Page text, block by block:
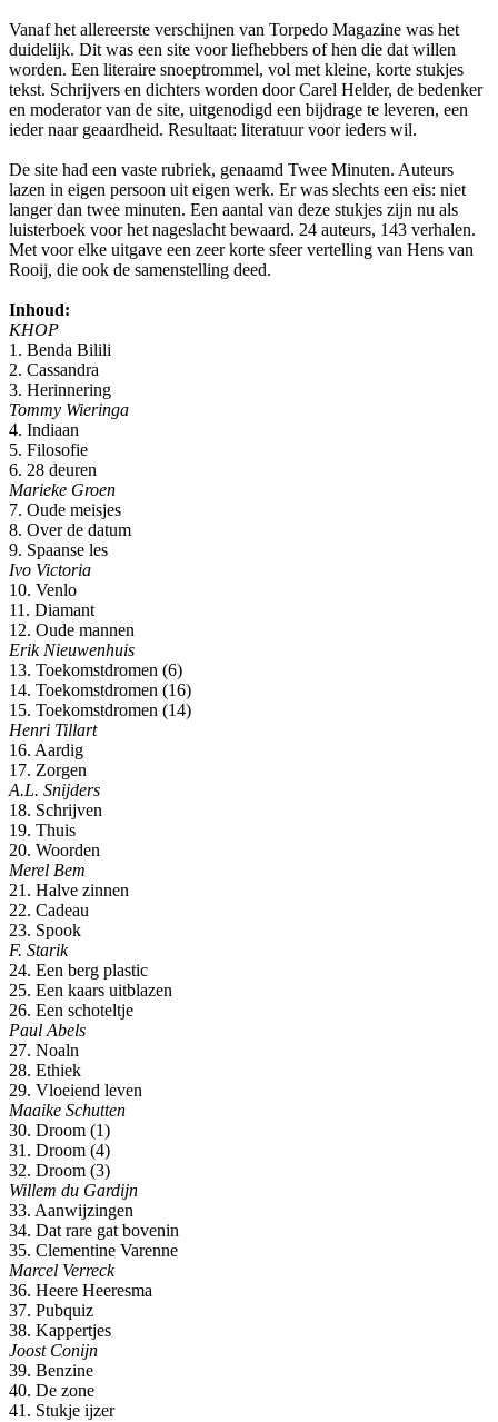
Vanaf het allereerste verschijnen van Torpedo Magazine was het
duidelijk. Dit was een site voor liefhebbers of hen die dat willen
worden. Een literaire snoeptrommel, vol met kleine, korte stukjes
tekst. Schrijvers en dichters worden door Carel Helder, de bedenker
en moderator van de site, uitgenodigd een bijdrage te leveren, een
ieder naar geaardheid. Resultaat: literatuur voor ieders wil.
De site had een vaste rubriek, genaamd Twee Minuten. Auteurs
lazen in eigen persoon uit eigen werk. Er was slechts een eis: niet
langer dan twee minuten. Een aantal van deze stukjes zijn nu als
luisterboek voor het nageslacht bewaard. 24 auteurs, 143 verhalen.
Met voor elke uitgave een zeer korte sfeer vertelling van Hens van
Rooij, die ook de samenstelling deed.
Inhoud:
KHOP
1. Benda Bilili
2. Cassandra
3. Herinnering
Tommy Wieringa
4. Indiaan
5. Filosofie
6. 28 deuren
Marieke Groen
7. Oude meisjes
8. Over de datum
9. Spaanse les
Ivo Victoria
10. Venlo
11. Diamant
12. Oude mannen
Erik Nieuwenhuis
13. Toekomstdromen (6)
14. Toekomstdromen (16)
15. Toekomstdromen (14)
Henri Tillart
16. Aardig
17. Zorgen
A.L. Snijders
18. Schrijven
19. Thuis
20. Woorden
Merel Bem
21. Halve zinnen
22. Cadeau
23. Spook
F. Starik
24. Een berg plastic
25. Een kaars uitblazen
26. Een schoteltje
Paul Abels
27. Noaln
28. Ethiek
29. Vloeiend leven
Maaike Schutten
30. Droom (1)
31. Droom (4)
32. Droom (3)
Willem du Gardijn
33. Aanwijzingen
34. Dat rare gat bovenin
35. Clementine Varenne
Marcel Verreck
36. Heere Heeresma
37. Pubquiz
38. Kappertjes
Joost Conijn
39. Benzine
40. De zone
41. Stukje ijzer